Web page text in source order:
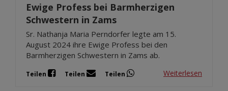
Ewige Profess bei Barmherzigen
Schwestern in Zams
Sr. Nathanja Maria Perndorfer legte am 15.
August 2024 ihre Ewige Profess bei den
Barmherzigen Schwestern in Zams ab.
Teilen Teilen Teilen Weiterlesen